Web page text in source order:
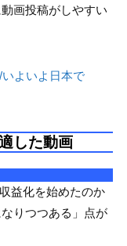
画投稿がしやすい
よいよ日本で
した動画
益化を始めたのか
りつつある」点が